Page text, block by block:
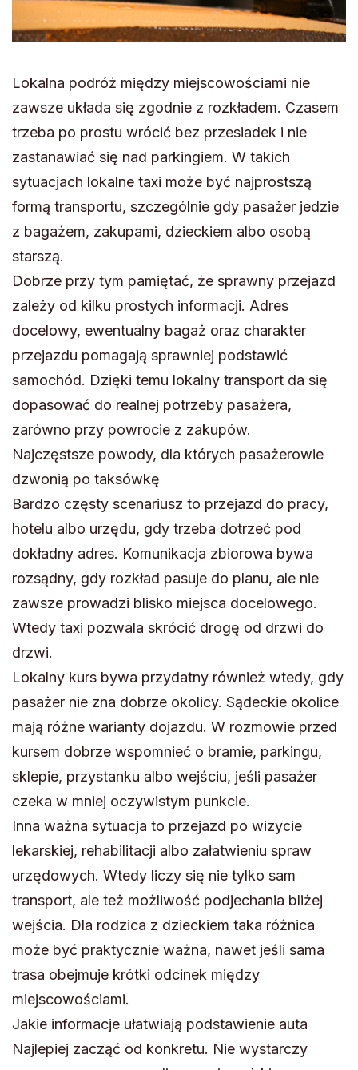
Lokalna podróż między miejscowościami nie
zawsze układa się zgodnie z rozkładem. Czasem
trzeba po prostu wrócić bez przesiadek i nie
zastanawiać się nad parkingiem. W takich
sytuacjach lokalne taxi może być najprostszą
formą transportu, szczególnie gdy pasażer jedzie
z bagażem, zakupami, dzieckiem albo osobą
starszą.
Dobrze przy tym pamiętać, że sprawny przejazd
zależy od kilku prostych informacji. Adres
docelowy, ewentualny bagaż oraz charakter
przejazdu pomagają sprawniej podstawić
samochód. Dzięki temu lokalny transport da się
dopasować do realnej potrzeby pasażera,
zarówno przy powrocie z zakupów.
Najczęstsze powody, dla których pasażerowie
dzwonią po taksówkę
Bardzo częsty scenariusz to przejazd do pracy,
hotelu albo urzędu, gdy trzeba dotrzeć pod
dokładny adres. Komunikacja zbiorowa bywa
rozsądny, gdy rozkład pasuje do planu, ale nie
zawsze prowadzi blisko miejsca docelowego.
Wtedy taxi pozwala skrócić drogę od drzwi do
drzwi.
Lokalny kurs bywa przydatny również wtedy, gdy
pasażer nie zna dobrze okolicy. Sądeckie okolice
mają różne warianty dojazdu. W rozmowie przed
kursem dobrze wspomnieć o bramie, parkingu,
sklepie, przystanku albo wejściu, jeśli pasażer
czeka w mniej oczywistym punkcie.
Inna ważna sytuacja to przejazd po wizycie
lekarskiej, rehabilitacji albo załatwieniu spraw
urzędowych. Wtedy liczy się nie tylko sam
transport, ale też możliwość podjechania bliżej
wejścia. Dla rodzica z dzieckiem taka różnica
może być praktycznie ważna, nawet jeśli sama
trasa obejmuje krótki odcinek między
miejscowościami.
Jakie informacje ułatwiają podstawienie auta
Najlepiej zacząć od konkretu. Nie wystarczy